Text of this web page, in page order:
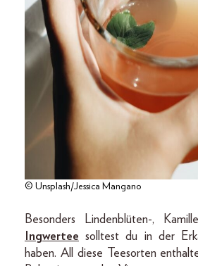
© Unsplash/Jessica Mangano
Besonders Lindenblüten-,
Ingwertee solltest du in der
haben. All diese Teesorten